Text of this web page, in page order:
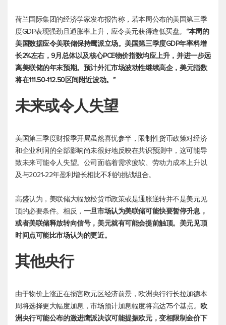
荷兰国际集团的经济学家发布报告称，若本周公布的美国第三季
度GDP表现强劲且通胀率上升，应令美元获得逢低买盘。“本周的
美国数据应令美联储保持鹰派立场。美国第三季度GDP年率料增
长2%左右，9月总体以及核心PCE物价指数均应上升，并进一步远
离美联储的年末预期。预计外汇市场波动性继续高企， 美元指数
将在111.50-112.50区间附近波动。”
未来或令人失望
美国第三季度财报季开局虽然喜忧参半，限制性货币政策对经济
和企业利润的全部影响尚未很好地反映在共识预测中，这可能导
致未来可能令人失望。公司面临着需求疲软、劳动力成本上升以
及与2021-22年盈利增长相比不利的挑战组合。
高盛认为，美联储大幅放松货币政策或是通胀逆转并不是美元见
顶的必要条件。相反， 一旦市场认为美联储可能快要暂停升息，
或者美联储释放转向信号，美元就有可能会提前触顶。美元见顶
时间点可能比市场认为的更近。
其他央行
由于物价上涨正在损害欧元区经济前景，欧洲央行行长拉加德本
周将选择更大幅度加息，市场预计加息幅度将高达75个基点。 欧
洲央行可能公布的激进鹰派决议可能提振欧元，变相限制金价下